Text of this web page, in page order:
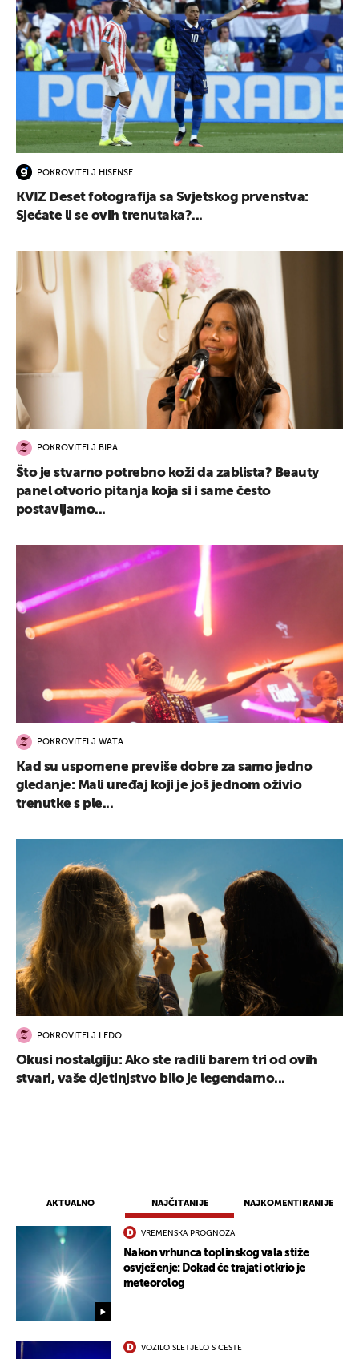
AKTUALNO NAJČITANIJE NAJKOMENTIRANIJE
VREMENSKA PROGNOZA
Nakon vrhunca toplinskog vala stiže
osvježenje: Dokad će trajati otkrio je
meteorolog
VOZILO SLETJELO S CESTE
POKROVITELJ HISENSE
KVIZ Deset fotografija sa Svjetskog prvenstva:
Sjećate li se ovih trenutaka?...
POKROVITELJ BIPA
Što je stvarno potrebno koži da zablista? Beauty
panel otvorio pitanja koja si i same često
postavljamo...
POKROVITELJ WATA
Kad su uspomene previše dobre za samo jedno
gledanje: Mali uređaj koji je još jednom oživio
trenutke s ple...
POKROVITELJ LEDO
Okusi nostalgiju: Ako ste radili barem tri od ovih
stvari, vaše djetinjstvo bilo je legendarno...